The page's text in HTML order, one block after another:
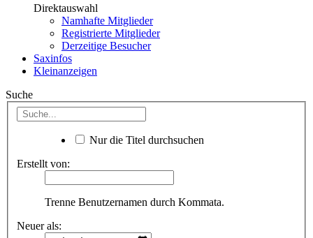
Direktauswahl
Namhafte Mitglieder
Registrierte Mitglieder
Derzeitige Besucher
Saxinfos
Kleinanzeigen
Suche
Nur die Titel durchsuchen
Erstellt von:
Trenne Benutzernamen durch Kommata.
Neuer als: